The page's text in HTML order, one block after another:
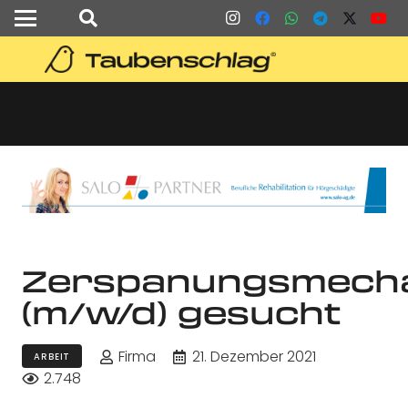
(m/w/d) gesucht
ARBEIT Firma
21. Dezember 2021
2.748